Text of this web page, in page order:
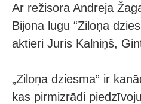
Ar režisora Andreja
Bijona lugu “Ziloņa
aktieri Juris Kalniņš,
„Ziloņa dziesma” ir
kas pirmizrādi